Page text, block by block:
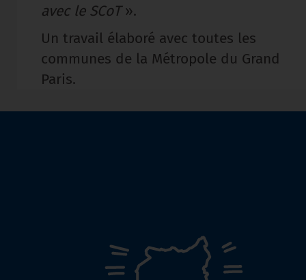
avec le SCoT».
Un travail élaboré avec toutes les
communes de la Métropole du Grand
Paris.